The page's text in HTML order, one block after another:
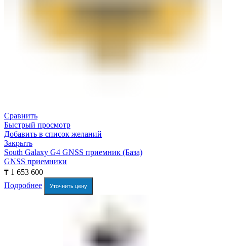
Сравнить
Быстрый просмотр
Добавить в список желаний
Закрыть
South Galaxy G4 GNSS приемник (База)
GNSS приемники
₸ 1 653 600
Подробнее
Уточнить цену